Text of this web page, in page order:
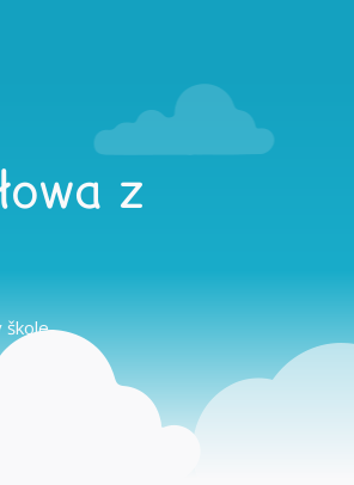
z
škole.